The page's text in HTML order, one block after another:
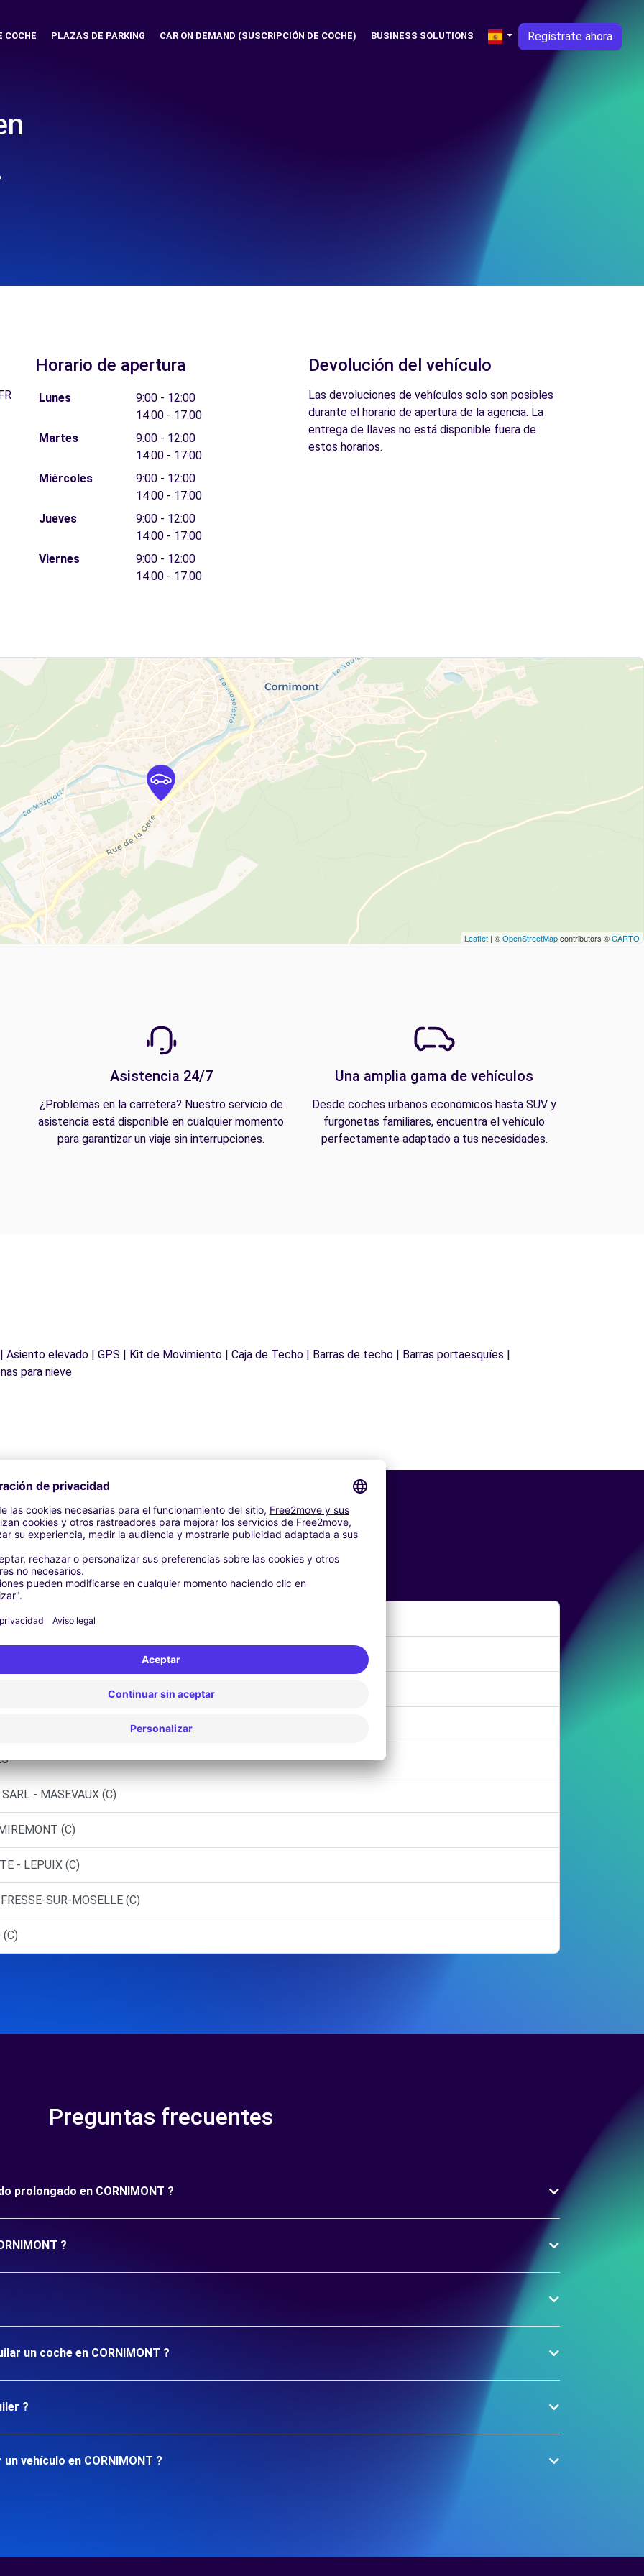
COCHE PLAZAS DE PARKING CAR ON DEMAND (SUSCRIPCIÓN DE COCHE) BUSINESS SOLUTIONS Regístrate ahora
Horario de apertura
Lunes
9:00 - 12:00
14:00 - 17:00
Martes
9:00 - 12:00
14:00 - 17:00
Miércoles
9:00 - 12:00
14:00 - 17:00
Jueves
9:00 - 12:00
14:00 - 17:00
Viernes
9:00 - 12:00
14:00 - 17:00
Devolución del vehículo
Las devoluciones de vehículos solo son posibles
durante el horario de apertura de la agencia. La
entrega de llaves no está disponible fuera de
estos horarios.
Leaflet | ©OpenStreetMapcontributors ©CARTO
Asistencia 24/7
¿Problemas en la carretera? Nuestro servicio de
asistencia está disponible en cualquier momento
para garantizar un viaje sin interrupciones.
Una amplia gama de vehículos
Desde coches urbanos económicos hasta SUV y
furgonetas familiares, encuentra el vehículo
perfectamente adaptado a tus necesidades.
elevado | GPS | Kit de Movimiento | Caja de Techo | Barras de techo | Barras portaesquíes |
para nieve
Agencias similares
ETIENNE LES REMIREMONT (P)
- MASEVAUX (C)
(C)
- LEPUIX (C)
SUR-MOSELLE (C)
Preguntas frecuentes
prolongado en CORNIMONT ?
?
un coche en CORNIMONT ?
?
vehículo en CORNIMONT ?